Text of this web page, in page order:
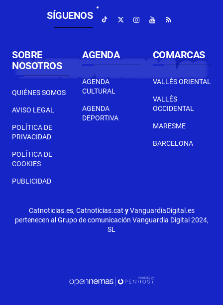
SÍGUENOS
SOBRE
NOSOTROS
QUIÉNES SOMOS
AVISO LEGAL
POLÍTICA DE
PRIVACIDAD
POLÍTICA DE
COOKIES
PUBLICIDAD
AGENDA
AGENDA
CULTURAL
AGENDA
DEPORTIVA
COMARCAS
VALLÉS ORIENTAL
VALLÉS
OCCIDENTAL
MARESME
BARCELONA
Catnoticias.es, Catnoticias.cat yVanguardiaDigital.es
pertenecen al Grupo de comunicación Vanguardia Digital 2024,
SL